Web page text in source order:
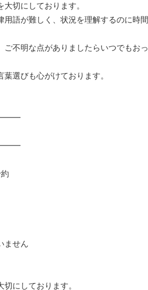
切にしております。
語が難しく、状況を理解するのに時間
不明な点がありましたらいつでもおっ
選びも心がけております。
ません
にしております。